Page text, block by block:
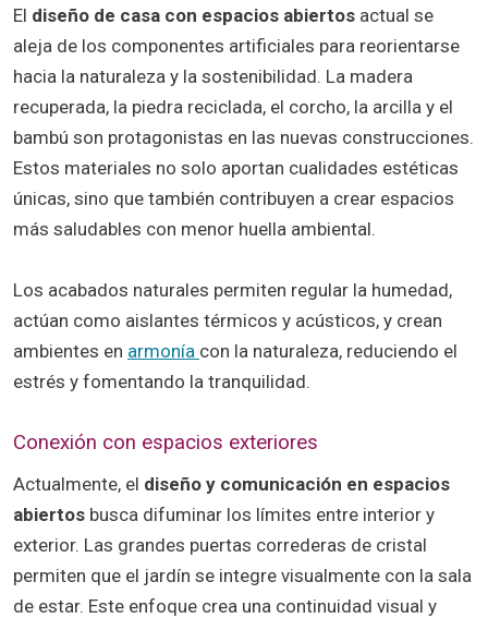
El diseño de casa con espacios abiertos actual se
aleja de los componentes artificiales para reorientarse
hacia la naturaleza y la sostenibilidad. La madera
recuperada, la piedra reciclada, el corcho, la arcilla y el
bambú son protagonistas en las nuevas construcciones.
Estos materiales no solo aportan cualidades estéticas
únicas, sino que también contribuyen a crear espacios
más saludables con menor huella ambiental.
Los acabados naturales permiten regular la humedad,
actúan como aislantes térmicos y acústicos, y crean
ambientes en armonía con la naturaleza, reduciendo el
estrés y fomentando la tranquilidad.
Conexión con espacios exteriores
Actualmente, el diseño y comunicación en espacios
abiertos busca difuminar los límites entre interior y
exterior. Las grandes puertas correderas de cristal
permiten que el jardín se integre visualmente con la sala
de estar. Este enfoque crea una continuidad visual y